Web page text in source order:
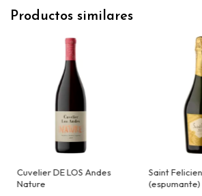
Productos similares
Cuvelier DE LOS Andes
Nature
Saint
(espumante)